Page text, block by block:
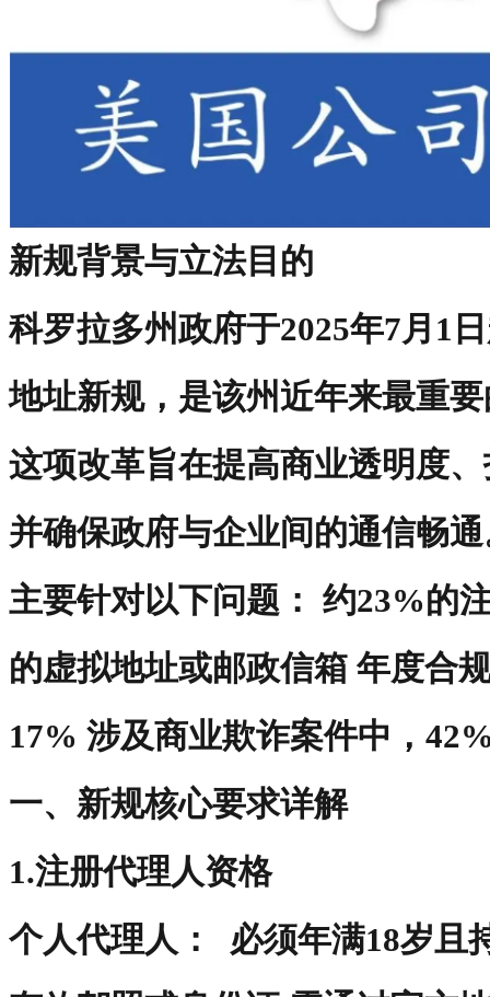
新规背景与立法目的
科罗拉多州政府于2025年7月1
地址新规，是该州近年来最重
这项改革旨在提高商业透明度
并确保政府与企业间的通信畅
主要针对以下问题： 约23%的
的虚拟地址或邮政信箱 年度合
17% 涉及商业欺诈案件中，
一、新规核心要求详解
1.注册代理人资格
个人代理人‌： 必须年满18岁且